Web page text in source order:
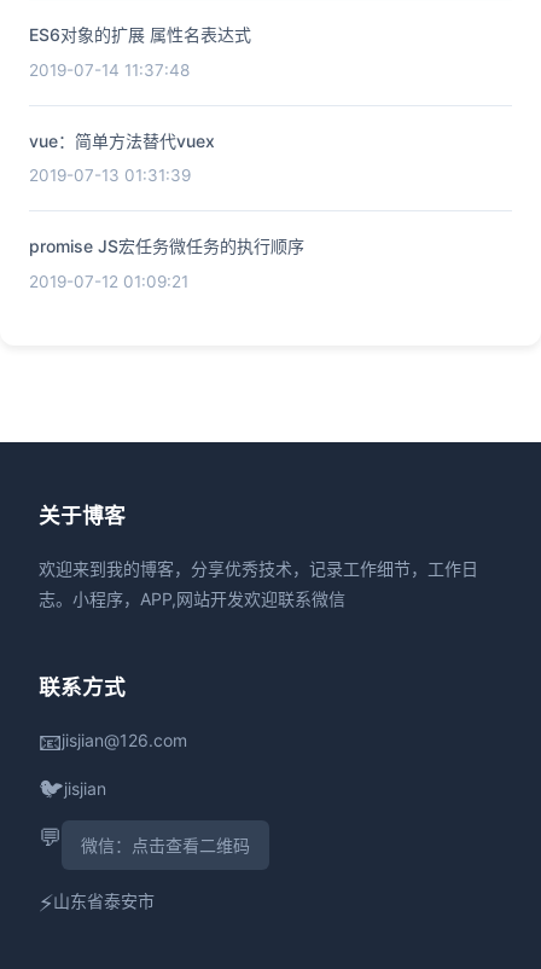
ES6对象的扩展 属性名表达式
2019-07-14 11:37:48
vue：简单方法替代vuex
2019-07-13 01:31:39
promise JS宏任务微任务的执行顺序
2019-07-12 01:09:21
关于博客
欢迎来到我的博客，分享优秀技术，记录工作细节，工作日
志。小程序，APP,网站开发欢迎联系微信
联系方式
📧jisjian@126.com
🐦jisjian
💬 微信：点击查看二维码
⚡山东省泰安市